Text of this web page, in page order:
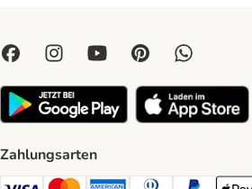
Zahlungsarten